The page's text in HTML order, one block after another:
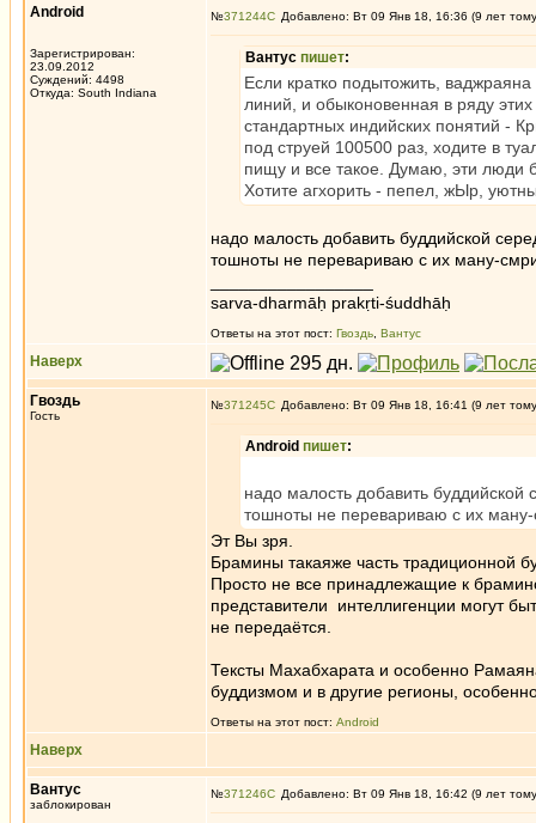
Android
Зарегистрирован:
23.09.2012
Суждений: 4498
Откуда: South Indiana
№371244 Добавлено: Вт 09 Янв 18, 16:36 (9 лет
Вантус пишет:
Если кратко подытожить,
линий, и обыконовенная в ряду
стандартных индийских понятий -
под струей 100500 раз, ходите в
пищу и все такое. Думаю, эти люди
Хотите агхорить - пепел, жЫр,
надо малость добавить буддийской
тошноты не перевариваю с их ману-
sarva-dharmāḥ prakṛti-śuddhāḥ
Ответы на этот пост: Гвоздь Вантус
Наверх
Гвоздь
Гость
№371245 Добавлено: Вт 09 Янв 18, 16:41 (9 лет
Android пишет:
надо малость добавить буддийской
тошноты не перевариваю с их
Эт Вы зря.
Брамины такаяже часть традиционной
Просто не все принадлежащие к
представители интеллигенции могут
не передаётся.
Тексты Махабхарата и особенно
буддизмом и в другие регионы,
Ответы на этот пост: Android
Наверх
Вантус
заблокирован
№371246 Добавлено: Вт 09 Янв 18, 16:42 (9 лет